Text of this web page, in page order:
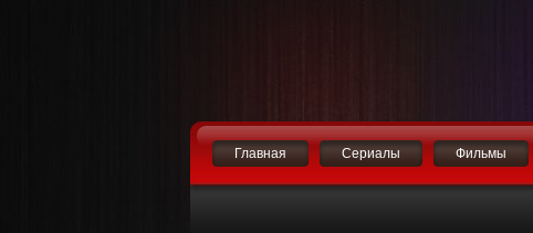
Главная Сериалы Фильмы